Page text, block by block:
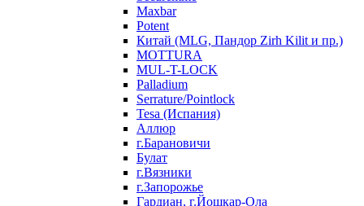
Maxbar
Potent
Китай (MLG, Пандор Zirh Kilit и пр.)
MOTTURA
MUL-T-LOCK
Palladium
Serrature/Pointlock
Tesa (Испания)
Аллюр
г.Барановичи
Булат
г.Вязники
г.Запорожье
Гардиан, г.Йошкар-Ола